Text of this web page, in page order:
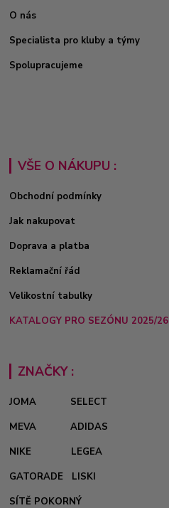
O nás
Specialista pro kluby a týmy
Spolupracujeme
VŠE O NÁKUPU :
Obchodní podmínky
Jak nakupovat
Doprava a platba
Reklamační řád
Velikostní tabulky
KATALOGY PRO SEZÓNU 2025/26
ZNAČKY :
JOMA
SELECT
MEVA
ADIDAS
NIKE
LEGEA
GATORADE
LISKI
SÍTĚ POKORNÝ